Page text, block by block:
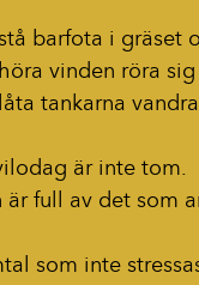
barfota i gräset
vinden röra
tankarna
är inte tom.
är full av det som
som inte